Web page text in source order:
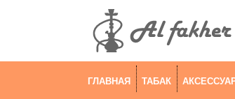
ГЛАВНАЯ ТАБАК